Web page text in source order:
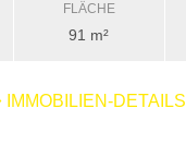
FLÄCHE
91 m²
IMMOBILIEN-DETAILS